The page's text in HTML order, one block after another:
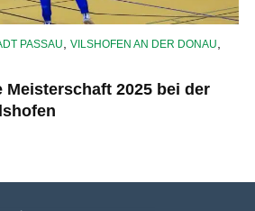
PASSAU VILSHOFEN AN DER DONAU
Meisterschaft 2025 bei der